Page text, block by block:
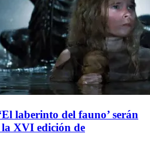
‘El laberinto del fauno’ serán
la XVI edición de